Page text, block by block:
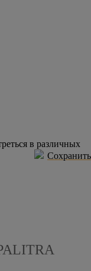
в различных
Сохранить